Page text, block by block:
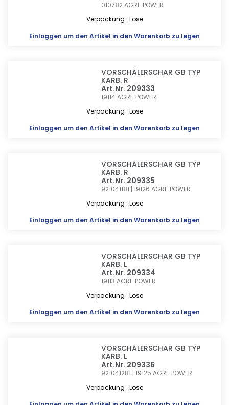
010782AGRI-POWER
Verpackung : Lose
Einloggen um den Artikel in den Warenkorb zu legen
VORSCHÄLERSCHAR GB TYP
KARB. R
Art.Nr. 209333
19114AGRI-POWER
Verpackung : Lose
Einloggen um den Artikel in den Warenkorb zu legen
VORSCHÄLERSCHAR GB TYP
KARB. R
Art.Nr. 209335
921041181 | 19126AGRI-POWER
Verpackung : Lose
Einloggen um den Artikel in den Warenkorb zu legen
VORSCHÄLERSCHAR GB TYP
KARB. L
Art.Nr. 209334
19113AGRI-POWER
Verpackung : Lose
Einloggen um den Artikel in den Warenkorb zu legen
VORSCHÄLERSCHAR GB TYP
KARB. L
Art.Nr. 209336
921041281 | 19125AGRI-POWER
Verpackung : Lose